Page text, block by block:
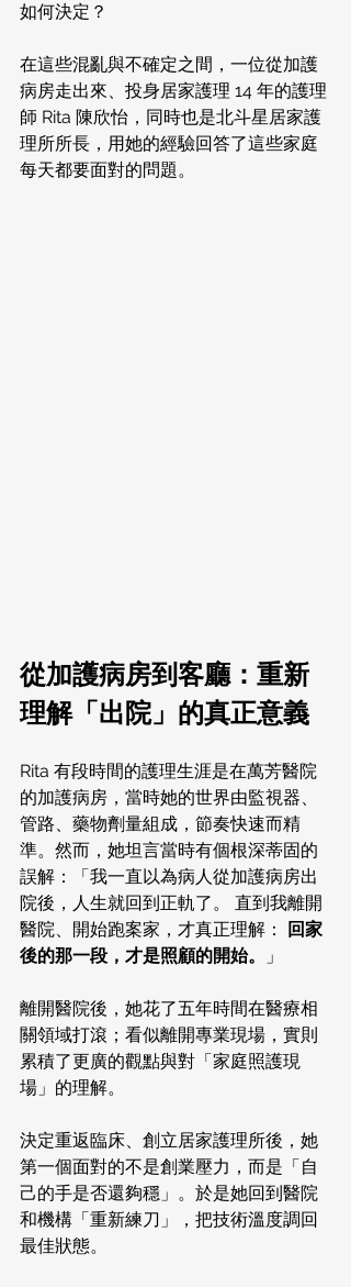
如何決定？
在這些混亂與不確定之間，一位從加護
病房走出來、投身居家護理 14 年的護理
師 Rita 陳欣怡，同時也是北斗星居家護
理所所長，用她的經驗回答了這些家庭
每天都要面對的問題。
從加護病房到客廳：重新
理解「出院」的真正意義
Rita 有段時間的護理生涯是在萬芳醫院
的加護病房，當時她的世界由監視器、
管路、藥物劑量組成，節奏快速而精
準。然而，她坦言當時有個根深蒂固的
誤解：「我一直以為病人從加護病房出
院後，人生就回到正軌了。 直到我離開
醫院、開始跑案家，才真正理解：
回家
後的那一段，才是照顧的開始。
」
離開醫院後，她花了五年時間在醫療相
關領域打滾；看似離開專業現場，實則
累積了更廣的觀點與對「家庭照護現
場」的理解。
決定重返臨床、創立居家護理所後，她
第一個面對的不是創業壓力，而是「自
己的手是否還夠穩」。於是她回到醫院
和機構「重新練刀」，把技術溫度調回
最佳狀態。